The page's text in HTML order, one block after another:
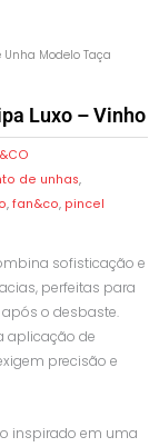
Modelo Taça
Luxo – Vinho
de unhas,
, fan&co, pincel
sofisticação e
perfeitas para
o desbaste.
aplicação de
precisão e
inspirado em uma